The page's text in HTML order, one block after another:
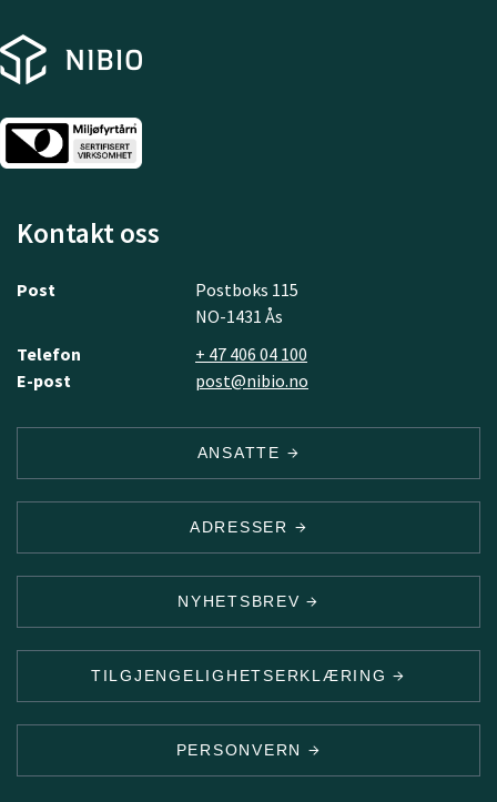
Kontakt oss
Post
Postboks 115
NO-1431 Ås
Telefon
+ 47 406 04 100
E-post
post@nibio.no
ANSATTE
ADRESSER
NYHETSBREV
TILGJENGELIGHETSERKLÆRING
PERSONVERN